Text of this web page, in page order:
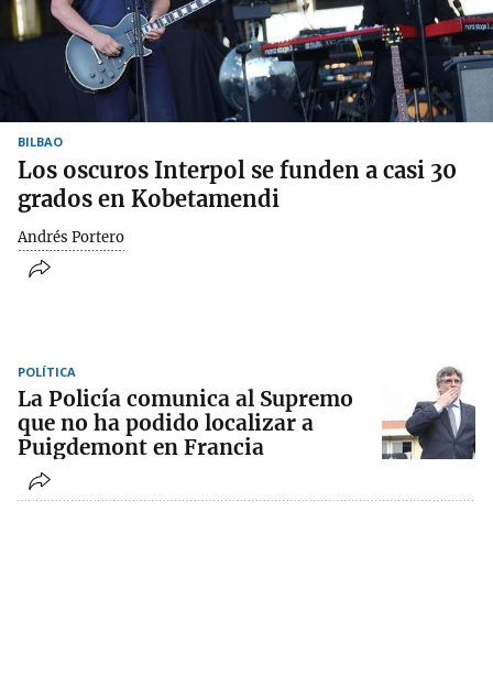
BILBAO
Los oscuros Interpol se funden a casi 30
grados en Kobetamendi
Andrés Portero
POLÍTICA
La Policía comunica al Supremo
que no ha podido localizar a
Puigdemont en Francia